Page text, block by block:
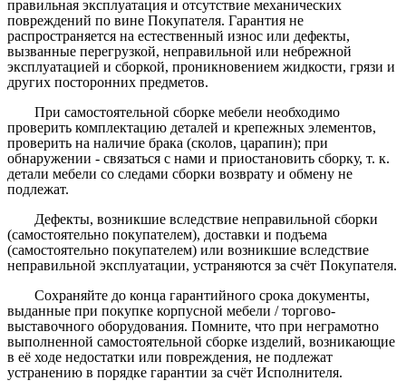
правильная эксплуатация и отсутствие механических
повреждений по вине Покупателя. Гарантия не
распространяется на естественный износ или дефекты,
вызванные перегрузкой, неправильной или небрежной
эксплуатацией и сборкой, проникновением жидкости, грязи и
других посторонних предметов.
При самостоятельной сборке мебели необходимо
проверить комплектацию деталей и крепежных элементов,
проверить на наличие брака (сколов, царапин); при
обнаружении - связаться с нами и приостановить сборку, т. к.
детали мебели со следами сборки возврату и обмену не
подлежат.
Дефекты, возникшие вследствие неправильной сборки
(самостоятельно покупателем), доставки и подъема
(самостоятельно покупателем) или возникшие вследствие
неправильной эксплуатации, устраняются за счёт Покупателя.
Сохраняйте до конца гарантийного срока документы,
выданные при покупке корпусной мебели / торгово-
выставочного оборудования. Помните, что при неграмотно
выполненной самостоятельной сборке изделий, возникающие
в её ходе недостатки или повреждения, не подлежат
устранению в порядке гарантии за счёт Исполнителя.